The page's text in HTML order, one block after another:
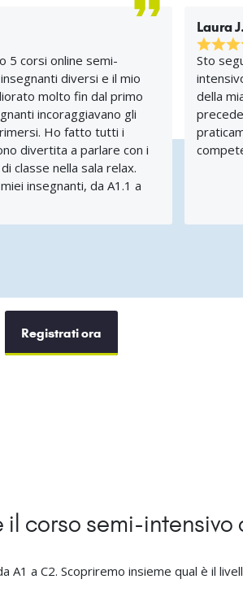
5 corsi online semi-
diversi e il mio
molto fin dal primo
incoraggiavano gli
Ho fatto tutti i
divertita a parlare con i
classe nella sala relax.
insegnanti, da A1.1 a
Laura
Sto
della
Registrati ora
corso semi-intensivo
a C2. Scopriremo insieme qual è il